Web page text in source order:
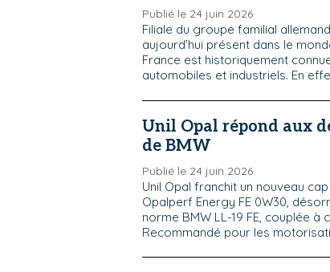
Publié le 24 juin 2026
Filiale du groupe familial
aujourd’hui présent dans le
France est historiquement
automobiles et industriels. En
Unil Opal répond aux
de BMW
Publié le 24 juin 2026
Unil Opal franchit un nouveau
Opalperf Energy FE 0W30,
norme BMW LL-19 FE, couplée à
Recommandé pour les